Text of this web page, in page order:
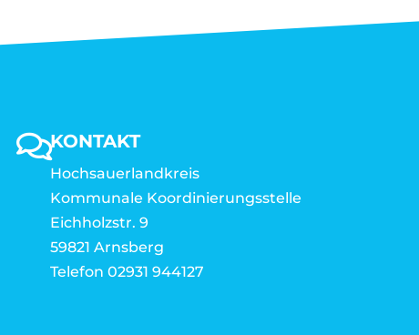
KONTAKT
Hochsauerlandkreis
Kommunale Koordinierungsstelle
Eichholzstr. 9
59821 Arnsberg
Telefon 02931 944127